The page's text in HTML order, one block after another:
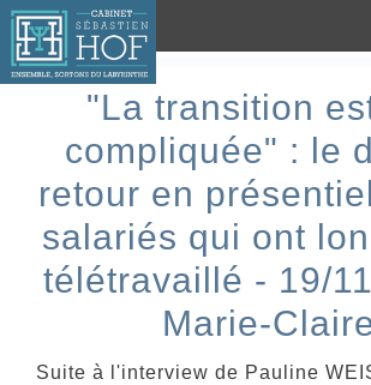
"La transition
compliquée" : le
retour en
salariés qui ont
télétravaillé - 19/
Marie-
Suite à l'interview de Pauline